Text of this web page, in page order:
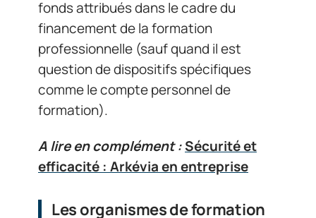
fonds attribués dans le cadre du
financement de la formation
professionnelle (sauf quand il est
question de dispositifs spécifiques
comme le compte personnel de
formation).
A lire en complément :Sécurité et
efficacité : Arkévia en entreprise
Les organismes de formation